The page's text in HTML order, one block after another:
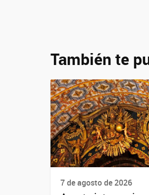
También te
7 de agosto de 2026